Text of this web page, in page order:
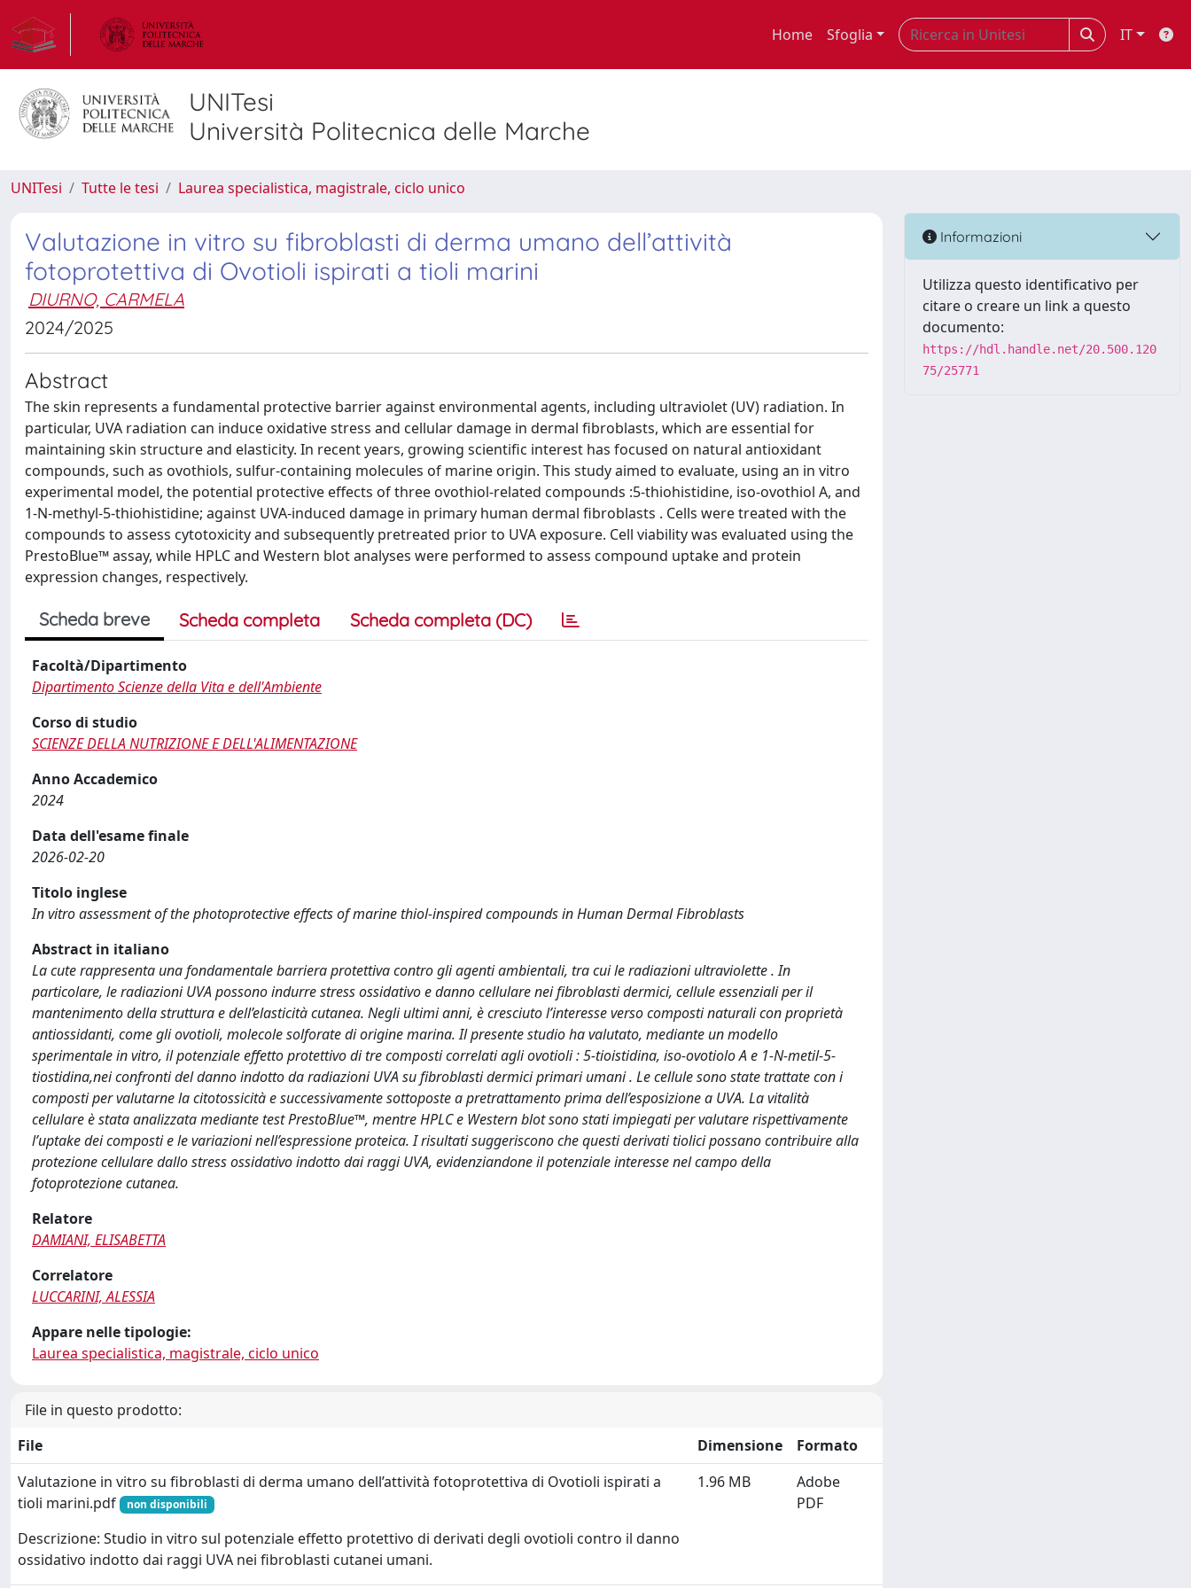
Home Sfoglia IT
UNITesi
Università Politecnica delle Marche
UNITesi Tutte le tesi Laurea specialistica, magistrale, ciclo unico
Valutazione in vitro su fibroblasti di derma umano dell’attività
fotoprotettiva di Ovotioli ispirati a tioli marini
DIURNO, CARMELA
2024/2025
Abstract
The skin represents a fundamental protective barrier against environmental agents, including ultraviolet (UV) radiation. In
particular, UVA radiation can induce oxidative stress and cellular damage in dermal fibroblasts, which are essential for
maintaining skin structure and elasticity. In recent years, growing scientific interest has focused on natural antioxidant
compounds, such as ovothiols, sulfur-containing molecules of marine origin. This study aimed to evaluate, using an in vitro
experimental model, the potential protective effects of three ovothiol-related compounds :5-thiohistidine, iso-ovothiol A, and
1-N-methyl-5-thiohistidine; against UVA-induced damage in primary human dermal fibroblasts . Cells were treated with the
compounds to assess cytotoxicity and subsequently pretreated prior to UVA exposure. Cell viability was evaluated using the
PrestoBlue™ assay, while HPLC and Western blot analyses were performed to assess compound uptake and protein
expression changes, respectively.
Scheda breve Scheda completa Scheda completa (DC)
Facoltà/Dipartimento
Dipartimento Scienze della Vita e dell'Ambiente
Corso di studio
SCIENZE DELLA NUTRIZIONE E DELL'ALIMENTAZIONE
Anno Accademico
2024
Data dell'esame finale
2026-02-20
Titolo inglese
In vitro assessment of the photoprotective effects of marine thiol-inspired compounds in Human Dermal Fibroblasts
Abstract in italiano
La cute rappresenta una fondamentale barriera protettiva contro gli agenti ambientali, tra cui le radiazioni ultraviolette . In
particolare, le radiazioni UVA possono indurre stress ossidativo e danno cellulare nei fibroblasti dermici, cellule essenziali per il
mantenimento della struttura e dell’elasticità cutanea. Negli ultimi anni, è cresciuto l’interesse verso composti naturali con proprietà
antiossidanti, come gli ovotioli, molecole solforate di origine marina. Il presente studio ha valutato, mediante un modello
sperimentale in vitro, il potenziale effetto protettivo di tre composti correlati agli ovotioli : 5-tioistidina, iso-ovotiolo A e 1-N-metil-5-
tiostidina,nei confronti del danno indotto da radiazioni UVA su fibroblasti dermici primari umani . Le cellule sono state trattate con i
composti per valutarne la citotossicità e successivamente sottoposte a pretrattamento prima dell’esposizione a UVA. La vitalità
cellulare è stata analizzata mediante test PrestoBlue™, mentre HPLC e Western blot sono stati impiegati per valutare rispettivamente
l’uptake dei composti e le variazioni nell’espressione proteica. I risultati suggeriscono che questi derivati tiolici possano contribuire alla
protezione cellulare dallo stress ossidativo indotto dai raggi UVA, evidenziandone il potenziale interesse nel campo della
fotoprotezione cutanea.
Relatore
DAMIANI, ELISABETTA
Correlatore
LUCCARINI, ALESSIA
Appare nelle tipologie:
Laurea specialistica, magistrale, ciclo unico
File in questo prodotto:
File
Dimensione
Formato
Valutazione in vitro su fibroblasti di derma umano dell’attività fotoprotettiva di Ovotioli ispirati a
tioli marini.pdf
non disponibili
Descrizione: Studio in vitro sul potenziale effetto protettivo di derivati degli ovotioli contro il danno
ossidativo indotto dai raggi UVA nei fibroblasti cutanei umani.
1.96 MB
Adobe
PDF
Informazioni
Utilizza questo identificativo per
citare o creare un link a questo
documento:
https://hdl.handle.net/20.500.120
75/25771